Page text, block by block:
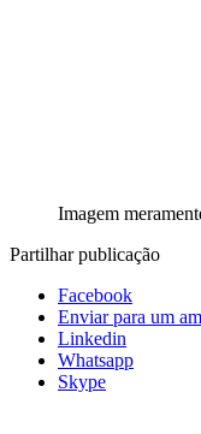
Imagem
Partilhar publicação
Facebook
Enviar para um
Linkedin
Whatsapp
Skype